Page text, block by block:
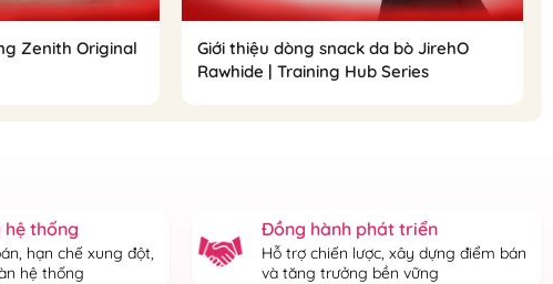
Zenith Original
Giới thiệu dòng snack da bò JirehO
Rawhide | Training Hub Series
thống
hạn chế xung đột,
hệ thống
Đồng hành phát triển
Hỗ trợ chiến lược, xây dựng điểm bán
và tăng trưởng bền vững